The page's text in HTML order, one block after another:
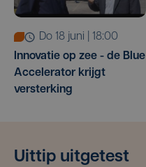
do 18 juni | 18:00
Innovatie op zee - de Blue
Accelerator krijgt
versterking
Uittip uitgetest